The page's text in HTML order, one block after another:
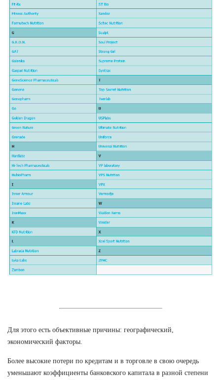
Для этого есть объективные причины: географический,
экономический факторы.
Более высокие потери по кредитам и в торговле в свою очередь
уменьшают коэффициенты банковского капитала в разной степени